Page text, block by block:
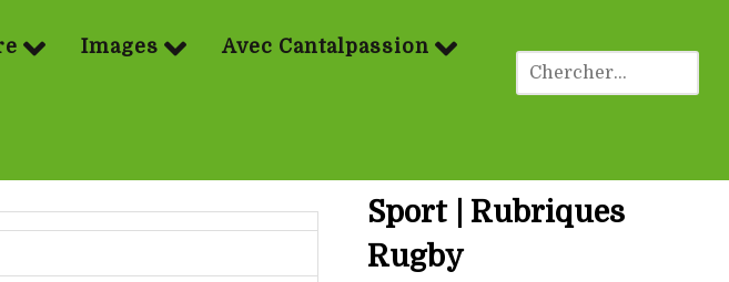
Images Avec Cantalpassion
Sport | Rubriques
Rugby